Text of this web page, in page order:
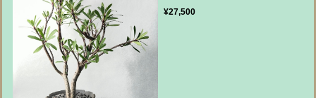
¥27,500